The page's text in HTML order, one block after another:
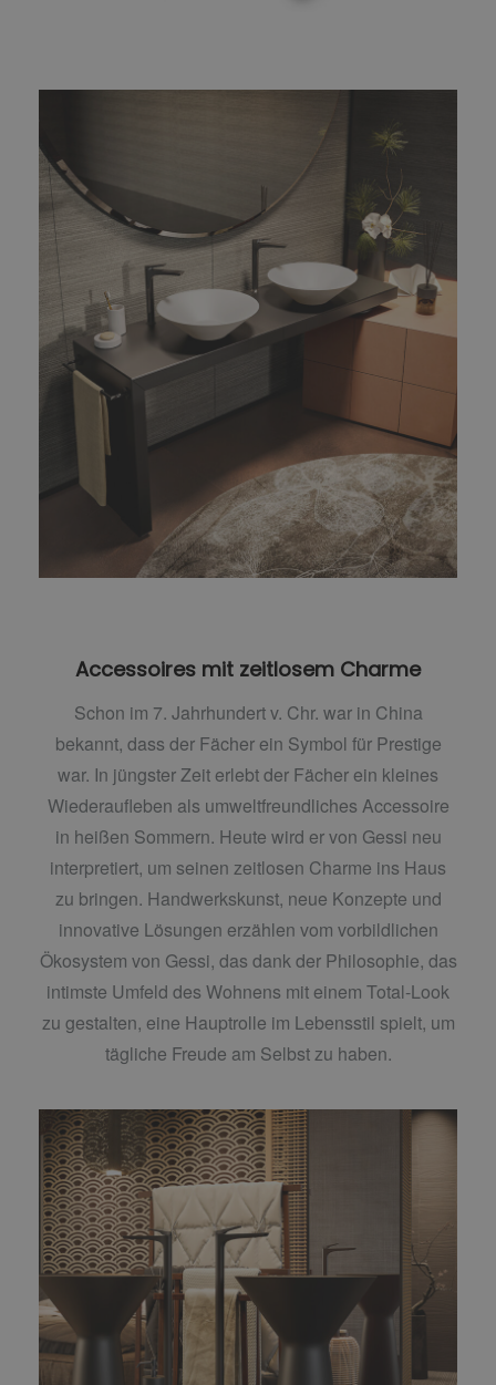
Accessoires mit zeitlosem Charme
Schon im 7. Jahrhundert v. Chr. war in China
bekannt, dass der Fächer ein Symbol für Prestige
war. In jüngster Zeit erlebt der Fächer ein kleines
Wiederaufleben als umweltfreundliches Accessoire
in heißen Sommern. Heute wird er von Gessi neu
interpretiert, um seinen zeitlosen Charme ins Haus
zu bringen. Handwerkskunst, neue Konzepte und
innovative Lösungen erzählen vom vorbildlichen
Ökosystem von Gessi, das dank der Philosophie, das
intimste Umfeld des Wohnens mit einem Total-Look
zu gestalten, eine Hauptrolle im Lebensstil spielt, um
tägliche Freude am Selbst zu haben.